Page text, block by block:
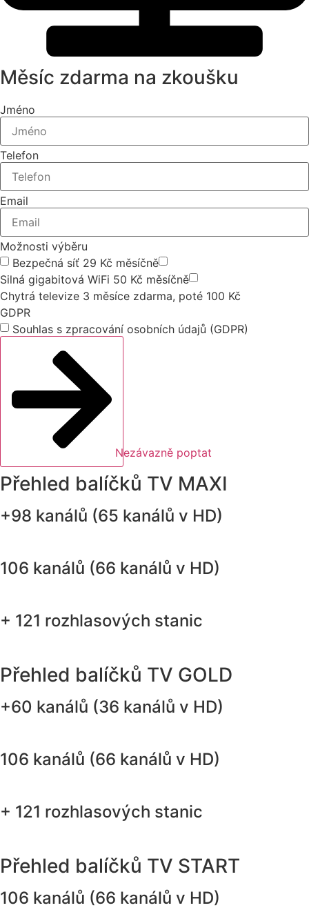
Měsíc zdarma na zkoušku
Jméno
Telefon
Email
Možnosti výběru
Bezpečná síť 29 Kč měsíčně
Silná gigabitová WiFi 50 Kč měsíčně
Chytrá televize 3 měsíce zdarma, poté 100 Kč
GDPR
Souhlas s zpracování osobních údajů (GDPR)
Nezávazně poptat
Přehled balíčků TV MAXI
+98 kanálů (65 kanálů v HD)
106 kanálů (66 kanálů v HD)
+ 121 rozhlasových stanic
Přehled balíčků TV GOLD
+60 kanálů (36 kanálů v HD)
106 kanálů (66 kanálů v HD)
+ 121 rozhlasových stanic
Přehled balíčků TV START
106 kanálů (66 kanálů v HD)